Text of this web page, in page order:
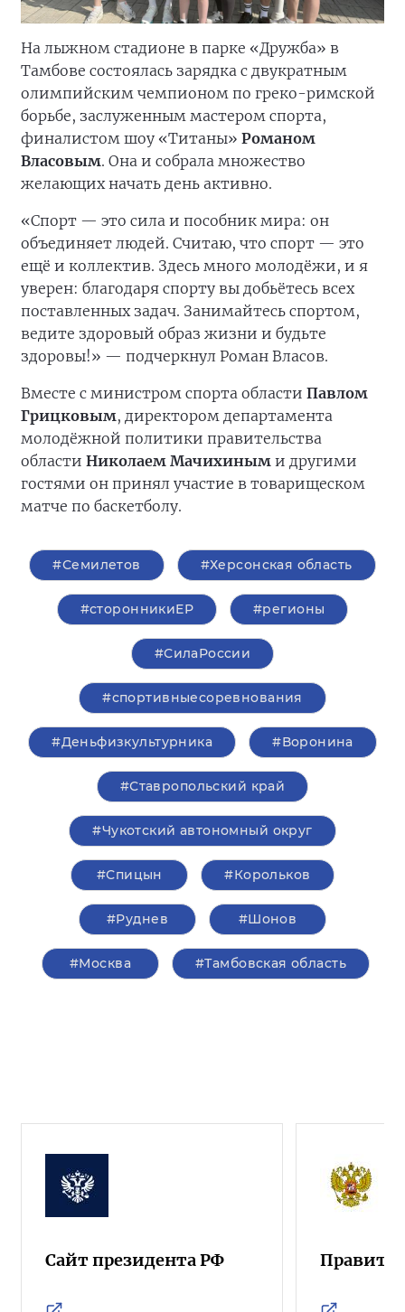
На лыжном стадионе в парке «Дружба» в
Тамбове состоялась зарядка с двукратным
олимпийским чемпионом по греко-римской
борьбе, заслуженным мастером спорта,
финалистом шоу «Титаны» Романом
Власовым. Она и собрала множество
желающих начать день активно.
«Спорт — это сила и пособник мира: он
объединяет людей. Считаю, что спорт — это
ещё и коллектив. Здесь много молодёжи, и я
уверен: благодаря спорту вы добьётесь всех
поставленных задач. Занимайтесь спортом,
ведите здоровый образ жизни и будьте
здоровы!» — подчеркнул Роман Власов.
Вместе с министром спорта области Павлом
Грицковым, директором департамента
молодёжной политики правительства
области Николаем Мачихиным и другими
гостями он принял участие в товарищеском
матче по баскетболу.
#Семилетов #Херсонская область
#сторонникиЕР #регионы
#СилаРоссии
#спортивныесоревнования
#Деньфизкультурника #Воронина
#Ставропольский край
#Чукотский автономный округ
#Спицын #Корольков
#Руднев #Шонов
#Москва #Тамбовская область
Сайт президента РФ